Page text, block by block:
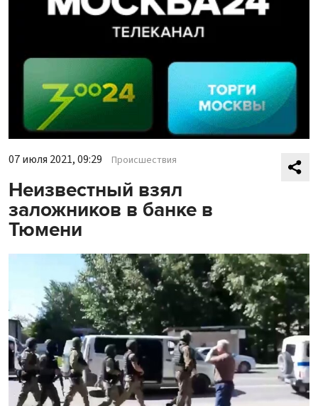
07 июля 2021, 09:29 Происшествия
Неизвестный взял
заложников в банке в
Тюмени